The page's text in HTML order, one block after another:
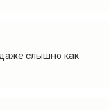
слышно как